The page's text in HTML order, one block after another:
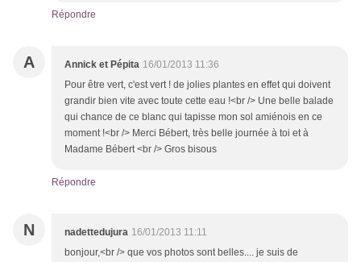
Répondre
A Annick et Pépita 16/01/2013 11:36
Pour être vert, c'est vert ! de jolies plantes en effet qui doivent
grandir bien vite avec toute cette eau !<br /> Une belle balade
qui chance de ce blanc qui tapisse mon sol amiénois en ce
moment !<br /> Merci Bébert, très belle journée à toi et à
Madame Bébert <br /> Gros bisous
Répondre
N nadettedujura 16/01/2013 11:11
bonjour,<br /> que vos photos sont belles.... je suis de